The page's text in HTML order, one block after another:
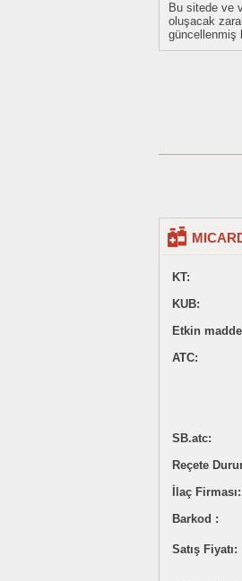
Bu sitede ve
oluşacak
güncellenmiş
KT:
KUB:
Etkin
ATC:
SB.atc:
Reçete
İlaç Firması:
Barkod :
Satış Fiyatı: